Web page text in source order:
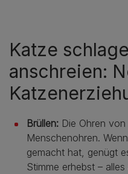
Katze
anschreien:
Brüllen: Die Ohren
Menschenohren.
gemacht hat, genügt
Stimme erhebst –